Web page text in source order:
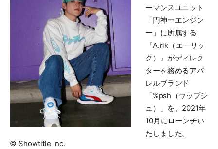
© Showtitle Inc.
ーマンスユニット
「円神ーエンジン
ー」に所属する
『A.rik（エーリッ
ク）』がディレク
ターを務めるアパ
レルブランド
「%psh（ウップシ
ュ）」を、2021年
10月にローンチい
たしました。